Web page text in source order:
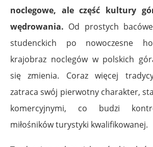
noclegowe, ale część kultury
wędrowania. Od prostych
studenckich po nowoczesne
krajobraz noclegów w polskich
się zmienia. Coraz więcej
zatraca swój pierwotny charakter,
komercyjnymi, co budzi
miłośników turystyki kwalifikowanej.